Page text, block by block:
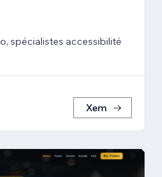
spécialistes accessibilité
Xem